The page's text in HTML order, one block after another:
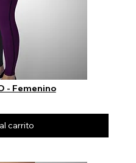
- Femenino
carrito